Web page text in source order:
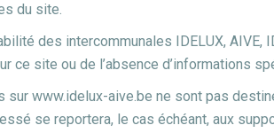
du site.
des intercommunales IDELUX,
ce site ou de l’absence d’informations
www.idelux-aive.be ne sont pas
se reportera, le cas échéant, aux